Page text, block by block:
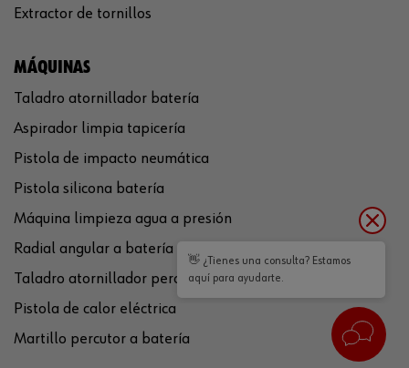
Extractor de tornillos
MÁQUINAS
Taladro atornillador batería
Aspirador limpia tapicería
Pistola de impacto neumática
Pistola silicona batería
Máquina limpieza agua a presión
Radial angular a batería
Taladro atornillador percutor a batería
Pistola de calor eléctrica
Martillo percutor a batería
👋 ¿Tienes una consulta? Estamos
aquí para ayudarte.